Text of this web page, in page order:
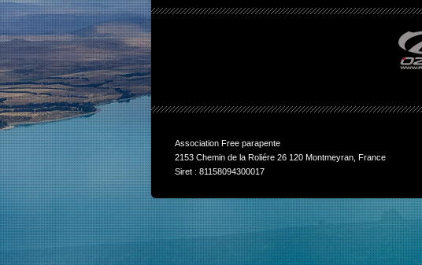
Association Free parapente
2153 Chemin de la Roliére 26 120 Montmeyran, France
Siret : 81158094300017